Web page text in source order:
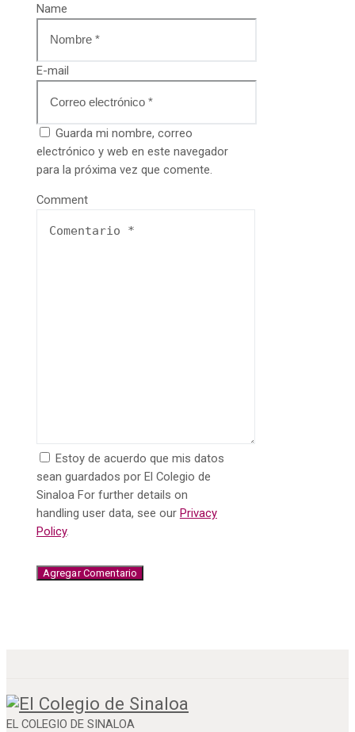
Name
E-mail
Guarda mi nombre, correo
electrónico y web en este navegador
para la próxima vez que comente.
Comment
Estoy de acuerdo que mis datos
sean guardados por El Colegio de
Sinaloa For further details on
handling user data, see our Privacy
Policy.
EL COLEGIO DE SINALOA